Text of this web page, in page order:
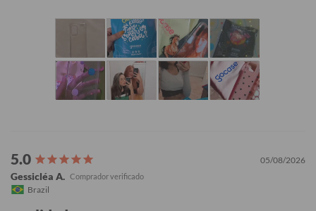
05/08/2026
Gessicléa A.
Brazil